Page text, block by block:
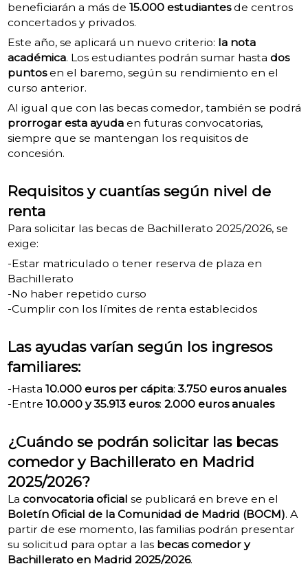
beneficiarán a más de 15.000 estudiantesde centros
concertados y privados.
Este año, se aplicará un nuevo criterio: la nota
académica. Los estudiantes podrán sumar hasta dos
puntosen el baremo, según su rendimiento en el
curso anterior.
Al igual que con las becas comedor, también se podrá
prorrogar esta ayudaen futuras convocatorias,
siempre que se mantengan los requisitos de
concesión.
Requisitos y cuantías según nivel de
renta
Para solicitar las becas de Bachillerato 2025/2026, se
exige:
-Estar matriculado o tener reserva de plaza en
Bachillerato
-No haber repetido curso
-Cumplir con los límites de renta establecidos
Las ayudas varían según los ingresos
familiares:
-Hasta 10.000 euros per cápita:3.750 euros anuales
-Entre 10.000 y 35.913 euros: 2.000 euros anuales
¿Cuándo se podrán solicitar las becas
comedor y Bachillerato en Madrid
2025/2026?
La convocatoria oficial se publicará en breve en el
Boletín Oficial de la Comunidad de Madrid (BOCM). A
partir de ese momento, las familias podrán presentar
su solicitud para optar a las becas comedor y
Bachillerato en Madrid 2025/2026.